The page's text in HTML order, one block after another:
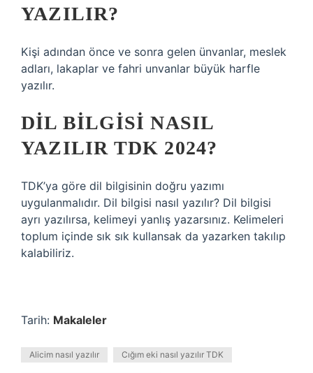
YAZILIR?
Kişi adından önce ve sonra gelen ünvanlar, meslek
adları, lakaplar ve fahri unvanlar büyük harfle
yazılır.
DIL BILGISI NASIL
YAZILIR TDK 2024?
TDK’ya göre dil bilgisinin doğru yazımı
uygulanmalıdır. Dil bilgisi nasıl yazılır? Dil bilgisi
ayrı yazılırsa, kelimeyi yanlış yazarsınız. Kelimeleri
toplum içinde sık sık kullansak da yazarken takılıp
kalabiliriz.
Tarih: Makaleler
Alicim nasıl yazılır Cığım eki nasıl yazılır TDK